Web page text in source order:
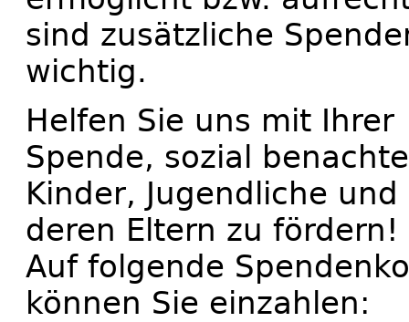
sind zusätzliche
wichtig.
Helfen Sie uns mit Ihrer
Spende, sozial
Kinder, Jugendliche und
deren Eltern zu fördern!
Auf folgende
können Sie einzahlen: